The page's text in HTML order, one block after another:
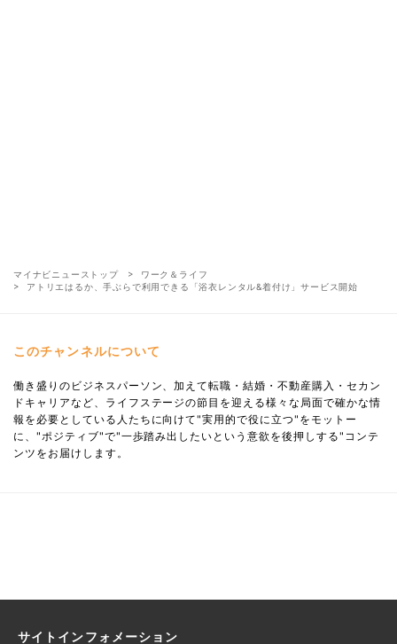
マイナビニューストップ
ワーク＆ライフ
アトリエはるか、手ぶらで利用できる「浴衣レンタル&着付け」サービス開始
このチャンネルについて
働き盛りのビジネスパーソン、加えて転職・結婚・不動産購入・セカン
ドキャリアなど、ライフステージの節目を迎える様々な局面で確かな情
報を必要としている人たちに向けて"実用的で役に立つ"をモットー
に、"ポジティブ"で"一歩踏み出したいという意欲を後押しする"コンテ
ンツをお届けします。
サイトインフォメーション